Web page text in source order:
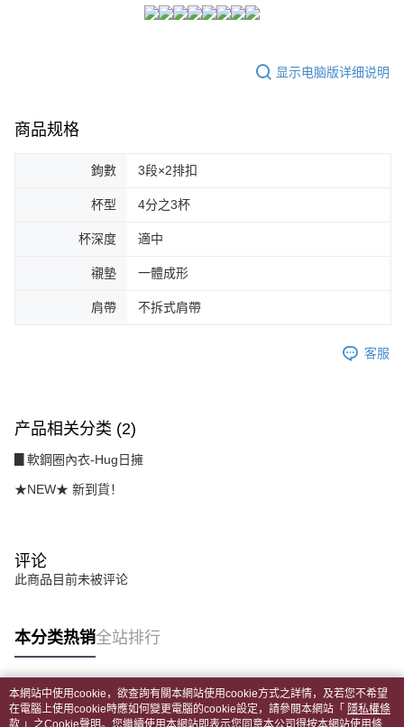
夠在期限內收到商品(例如:預購商品或預計到貨時間較長者)。因此無論收到
1. 初次使用 AFTEE 時，將依認證結果及本公司審查結果，核予每個人不同
3. 目前僅支援台灣會員
「AFTEE先享後付」(下稱本服務)乃由恩沛科技股份有限公司(下稱 AFTEE )
含但不限於訂購人姓名、電話，收件人姓名、電話、收件地址)，將交付予
處理、利用，詳參 AFTEE 官網之『個人資料蒐集、處理及利用告知聲明』
未成年的使用者，請事先徵得法定代理人或監護人之同意方可使用
若您對於個人資料之處理、利用有任何疑問，或欲行使相關法律權利，請聯
繫恩沛科技股份有限公司。若您不同意我們將上開所示之個人資料，連同必
显示电脑版详细说明
商品规格
鉤數 3段×2排扣
杯型 4分之3杯
杯深度 適中
襯墊 一體成形
肩帶 不拆式肩帶
客服
产品相关分类 (2)
▊軟鋼圈內衣-Hug日擁
★NEW★ 新到貨！
评论
此商品目前未被评论
本分类热销全站排行
热门标签
本網站中使用cookie，欲查詢有關本網站使用cookie方式之詳情，及若您不希望
在電腦上使用cookie時應如何變更電腦的cookie設定，請參閱本網站「 隱私權條
款 」之Cookie聲明。您繼續使用本網站即表示您同意本公司得按本網站使用條款